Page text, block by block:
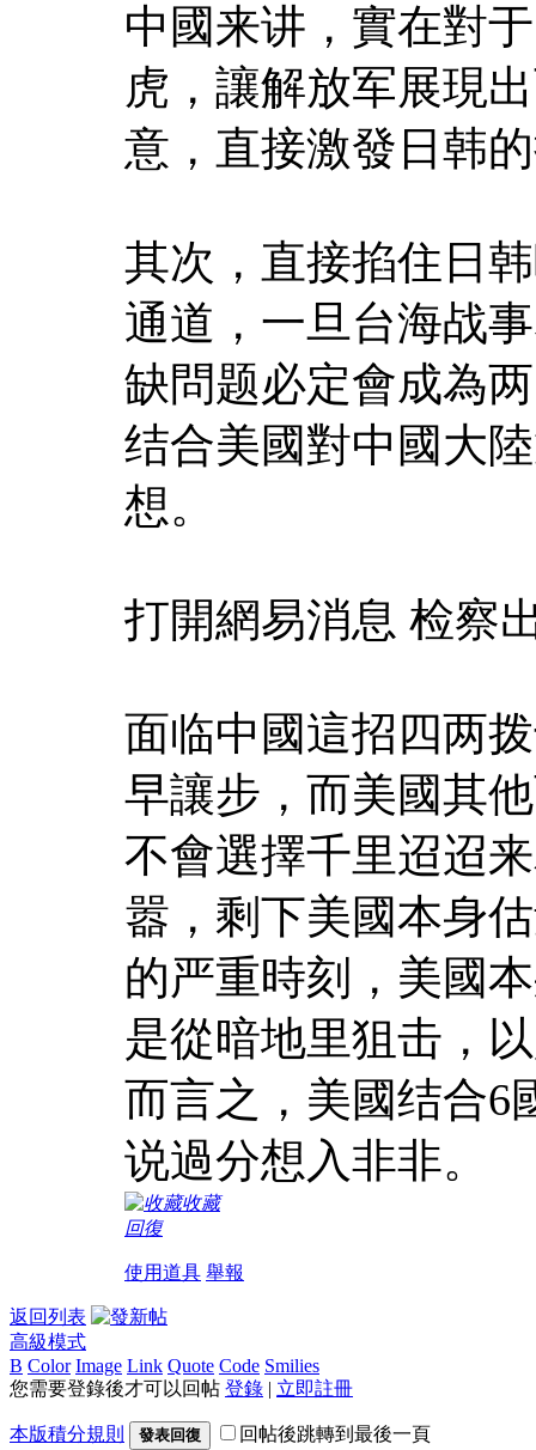
中國来讲，實在對
虎，讓解放军展現
意，直接激發日韩
其次，直接掐住日
通道，一旦台海战
缺問题必定會成為
结合美國對中國大
想。
打開網易消息 检察
面临中國這招四两
早讓步，而美國其
不會選擇千里迢迢
嚣，剩下美國本身
的严重時刻，美國
是從暗地里狙击，
而言之，美國结合6
说過分想入非非。
收藏
回復
使用道具 舉報
返回列表
高級模式
B Color Image Link Quote Code Smilies
您需要登錄後才可以回帖 登錄 | 立即註冊
本版積分規則 發表回復 回帖後跳轉到最後一頁